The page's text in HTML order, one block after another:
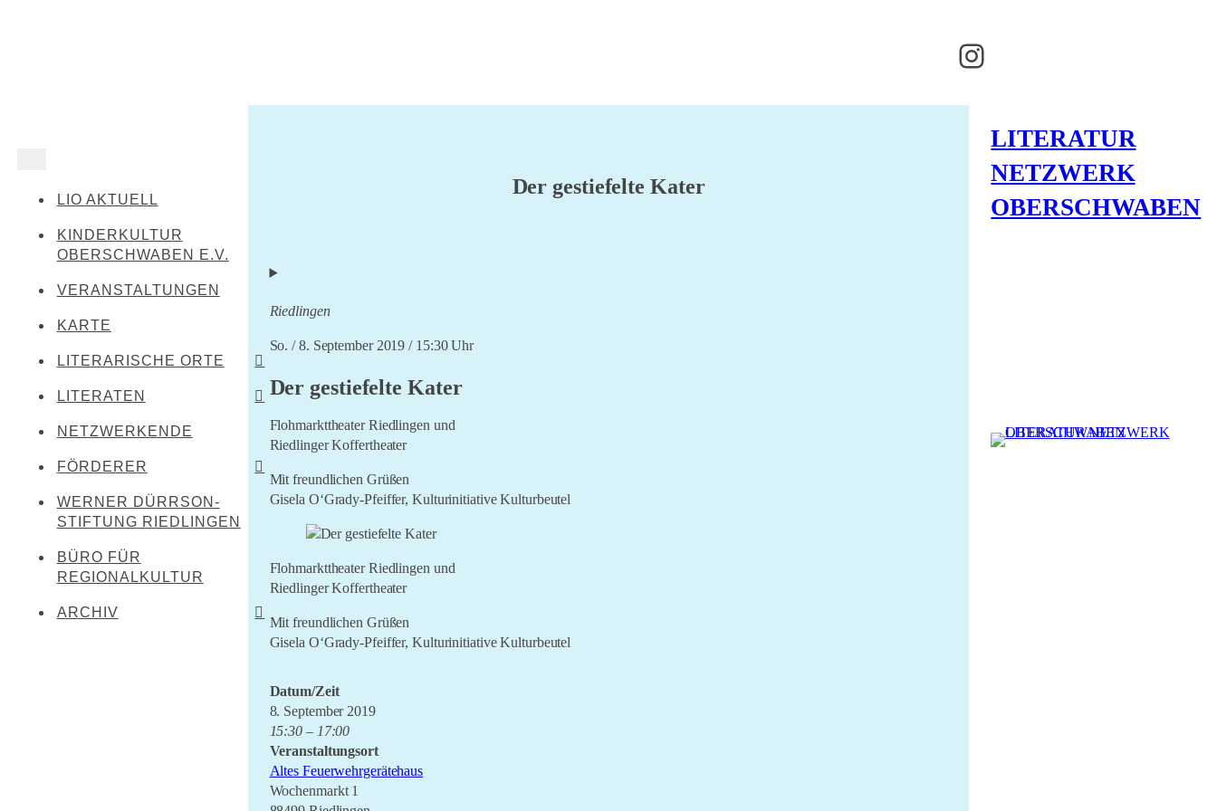
Instagram
LIO AKTUELL
KINDERKULTUR
OBERSCHWABEN E.V.
VERANSTALTUNGEN
KARTE
LITERARISCHE ORTE
Leibertingen-
Oberstadion
Obermarchtal
Rottenacker
LITERATEN
Werner Dürrson
Martin Heidegger
Franz Carl Hiemer
Ernst Jünger
Christoph von Schmid
Sebastian Sailer
Abraham a Sancta Clara
NETZWERKENDE
FÖRDERER
Literaturland Baden-
Württemberg
Förderverein Schwäbischer
Dialekt
WERNER DÜRRSON-
STIFTUNG RIEDLINGEN
BÜRO FÜR
REGIONALKULTUR
ARCHIV
Der gestiefelte Kater
Riedlingen
So. / 8. September 2019 / 15:30 Uhr
Der gestiefelte Kater
Flohmarkttheater Riedlingen und
Riedlinger Koffertheater
Mit freundlichen Grüßen
Gisela O‘Grady-Pfeiffer, Kulturinitiative Kulturbeutel
Flohmarkttheater Riedlingen und
Riedlinger Koffertheater
Mit freundlichen Grüßen
Gisela O‘Grady-Pfeiffer, Kulturinitiative Kulturbeutel
Datum/Zeit
8. September 2019
15:30 – 17:00
Veranstaltungsort
Altes Feuerwehrgerätehaus
Wochenmarkt 1
LITERATUR
NETZWERK
OBERSCHWABEN